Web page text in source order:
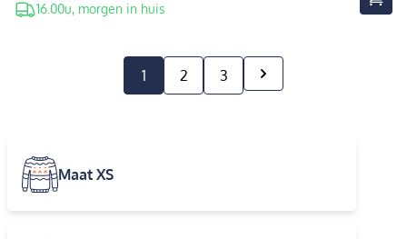
16.00u, morgen in huis
1 2 3
Maat XS